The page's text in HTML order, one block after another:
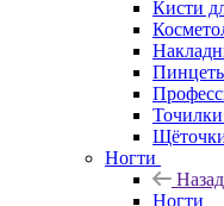
Кисти
Ногти
Назад
Ногти